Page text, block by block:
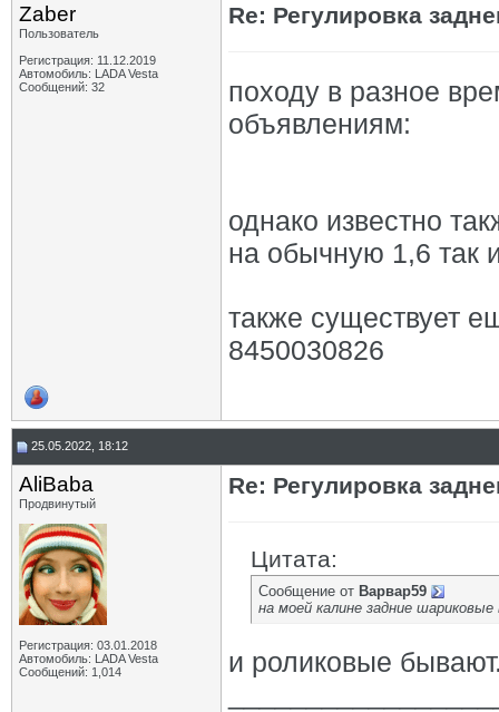
Zaber
Пользователь
Регистрация: 11.12.2019
Автомобиль: LADA Vesta
Сообщений: 32
Re: Регулировка
походу в разное
объявлениям:
однако известно
на обычную 1,6 так
также существует
8450030826
25.05.2022, 18:12
AliBaba
Продвинутый
Регистрация: 03.01.2018
Автомобиль: LADA Vesta
Сообщений: 1,014
Re: Регулировка
Цитата:
Сообщение от Варвар59
на моей калине задние шариковые
и роликовые